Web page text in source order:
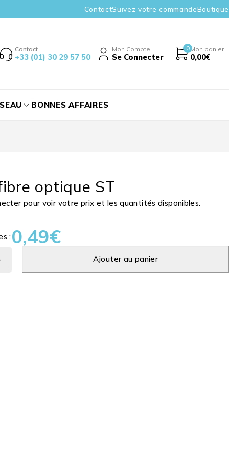
ContactSuivez votre commandeBoutique
Contact
+33 (01) 30 29 57 50
Mon Compte
Se Connecter
0 Mon panier
0,00€
BONNES AFFAIRES
optique ST
pour voir votre prix et les quantités disponibles.
:0,49€
Ajouter au panier